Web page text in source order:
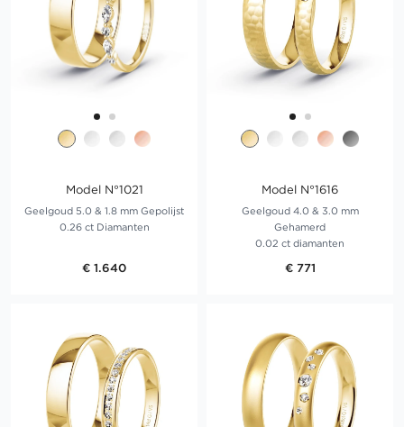
Model N°1021
Geelgoud 5.0 & 1.8 mm Gepolijst
0.26 ct Diamanten
€ 1.640
Model N°1616
Geelgoud 4.0 & 3.0 mm
Gehamerd
0.02 ct diamanten
€ 771